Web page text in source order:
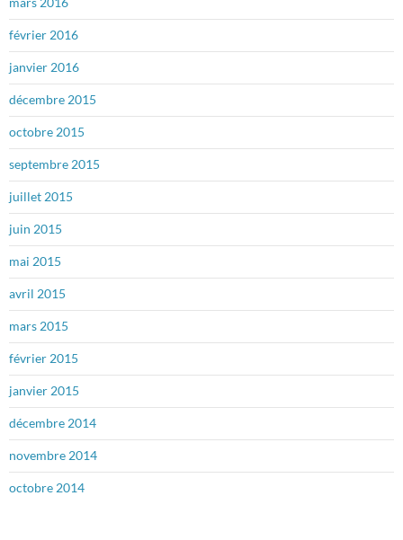
février 2016
janvier 2016
décembre 2015
octobre 2015
septembre 2015
juillet 2015
juin 2015
mai 2015
avril 2015
mars 2015
février 2015
janvier 2015
décembre 2014
novembre 2014
octobre 2014